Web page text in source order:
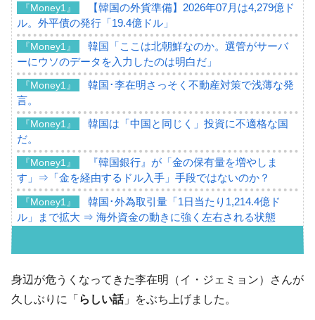
『Money1』
【韓国の外貨準備】2026年07月は4,279億ド
ル。外平債の発行「19.4億ドル」
『Money1』
韓国「ここは北朝鮮なのか。選管がサーバ
ーにウソのデータを入力したのは明白だ」
『Money1』
韓国･李在明さっそく不動産対策で浅薄な発
言。
『Money1』
韓国は「中国と同じく」投資に不適格な国
だ。
『Money1』
『韓国銀行』が「金の保有量を増やしま
す」⇒「金を経由するドル入手」手段ではないのか？
『Money1』
韓国･外為取引量「1日当たり1,214.4億ド
ル」まで拡大 ⇒ 海外資金の動きに強く左右される状態
い「50.5％」に上昇
『Money1』
韓国大統領府ボンクラ政策室長が告発され
た ⇒ 国家が行った恐るべき株価操作であり、空前の国政壟
身辺が危うくなってきた李在明（イ・ジェミョン）さんが
久しぶりに「 らしい話」をぶち上げました。